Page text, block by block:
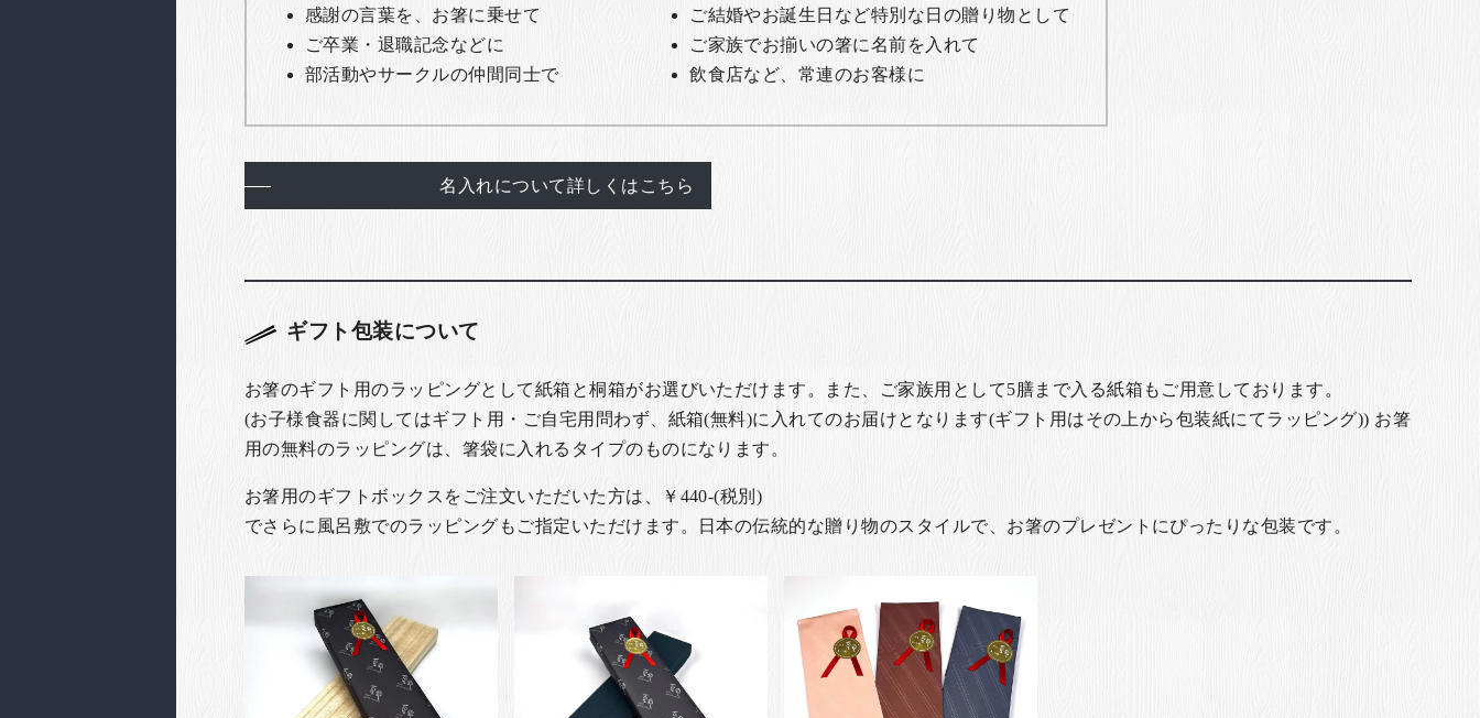
感謝の言葉を、お箸に乗せて
ご結婚やお誕生日など特別な日の贈り物として
ご卒業・退職記念などに
ご家族でお揃いの箸に名前を入れて
部活動やサークルの仲間同士で
飲食店など、常連のお客様に
名入れについて詳しくはこちら
ギフト包装について
お箸のギフト用のラッピングとして紙箱と桐箱がお選びいただけます。また、ご家族用として5膳まで入る紙箱もご用意しております。
(お子様食器に関してはギフト用・ご自宅用問わず、紙箱(無料)に入れてのお届けとなります(ギフト用はその上から包装紙にてラッピング)) お箸
用の無料のラッピングは、箸袋に入れるタイプのものになります。
お箸用のギフトボックスをご注文いただいた方は、￥440-(税別)
でさらに風呂敷でのラッピングもご指定いただけます。日本の伝統的な贈り物のスタイルで、お箸のプレゼントにぴったりな包装です。